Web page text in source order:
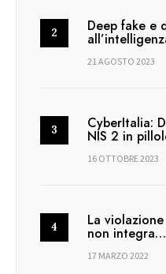
Deep fake e
21 AGOSTO 2023
CyberItalia:
NIS 2 in
16 OTTOBRE 2023
La
non integra…
17 MARZO 2022